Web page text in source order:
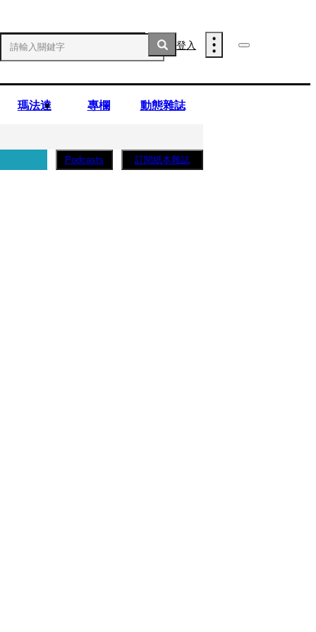
登入
瑪法達 專欄 動態雜誌
Podcasts 訂閱紙本雜誌